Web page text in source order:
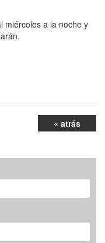
miércoles a la noche y
« atrás